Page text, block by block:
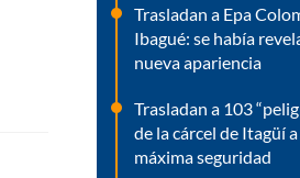
Trasladan a Epa
Ibagué: se había
nueva apariencia
Trasladan a 103
de la cárcel de Itagüí
máxima seguridad